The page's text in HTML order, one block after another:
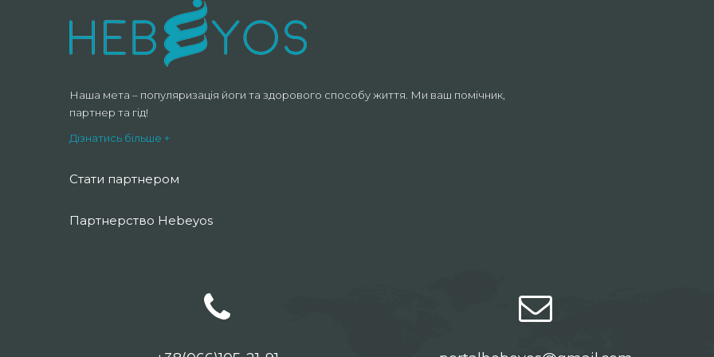
Наша мета – популяризація йоги та здорового способу життя. Ми ваш помічник,
партнер та гід!
Дізнатись більше +
Стати партнером
Партнерство Hebeyos